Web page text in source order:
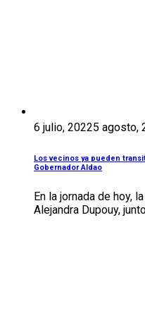
6 julio, 20225 agosto,
Los vecinos ya pueden
Gobernador Aldao
En la jornada de hoy,
Alejandra Dupouy,